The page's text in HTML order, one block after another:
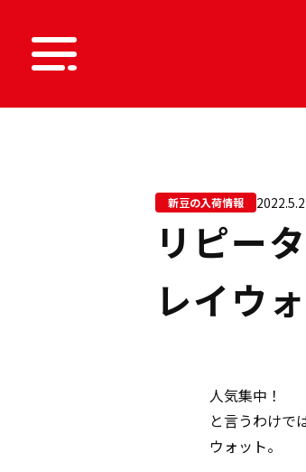
新豆の入荷情報
リピー
レイウ
人気集中！
と言うわけで
ウォット。